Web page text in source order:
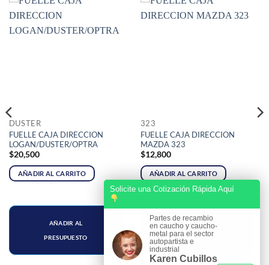
DUSTER
FUELLE CAJA DIRECCION
LOGAN/DUSTER/OPTRA
$20,500
AÑADIR AL CARRITO
AÑADIR AL
PRESUPUESTO
323
FUELLE CAJA DIRECCION
MAZDA 323
$12,800
AÑADIR AL CARRITO
AÑADIR AL
PRESUPUESTO
Solicite una Cotización Rápida Aquí
Partes de recambio
en caucho y caucho-
metal para el sector
autopartista e
industrial
Karen Cubillos